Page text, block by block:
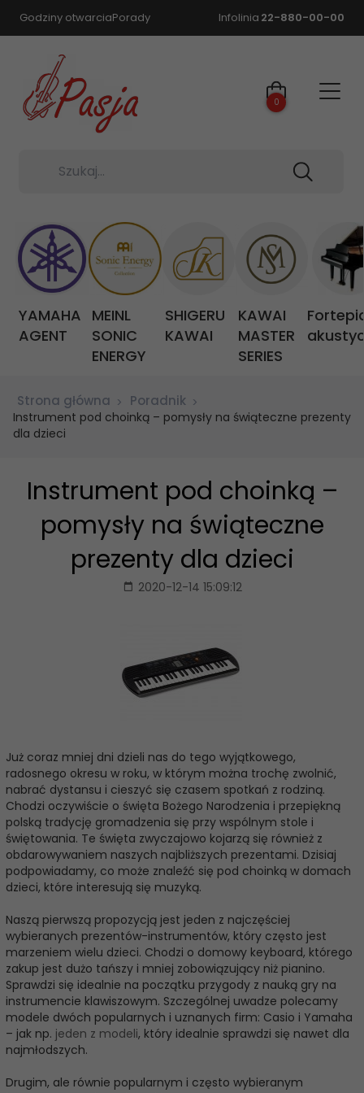
Godziny otwarciaPorady Infolinia 22-880-00-00
Szukaj...
0
YAMAHA
AGENT
MEINL
SONIC
ENERGY
SHIGERU
KAWAI
KAWAI
MASTER
SERIES
Strona główna Poradnik
Instrument pod choinką – pomysły na świąteczne prezenty
dla dzieci
Instrument pod choinką –
pomysły na świąteczne
prezenty dla dzieci
2020-12-14 15:09:12
Już coraz mniej dni dzieli nas do tego wyjątkowego,
radosnego okresu w roku, w którym można trochę zwolnić,
nabrać dystansu i cieszyć się czasem spotkań z rodziną.
Chodzi oczywiście o święta Bożego Narodzenia i przepiękną
polską tradycję gromadzenia się przy wspólnym stole i
świętowania. Te święta zwyczajowo kojarzą się również z
obdarowywaniem naszych najbliższych prezentami. Dzisiaj
podpowiadamy, co może znaleźć się pod choinką w domach
dzieci, które interesują się muzyką.
Naszą pierwszą propozycją jest jeden z najczęściej
wybieranych prezentów-instrumentów, który często jest
marzeniem wielu dzieci. Chodzi o domowy keyboard, którego
zakup jest dużo tańszy i mniej zobowiązujący niż pianino.
Sprawdzi się idealnie na początku przygody z nauką gry na
instrumencie klawiszowym. Szczególnej uwadze polecamy
modele dwóch popularnych i uznanych firm: Casio i Yamaha
– jak np. jeden z modeli, który idealnie sprawdzi się nawet dla
najmłodszych.
Drugim, ale równie popularnym i często wybieranym